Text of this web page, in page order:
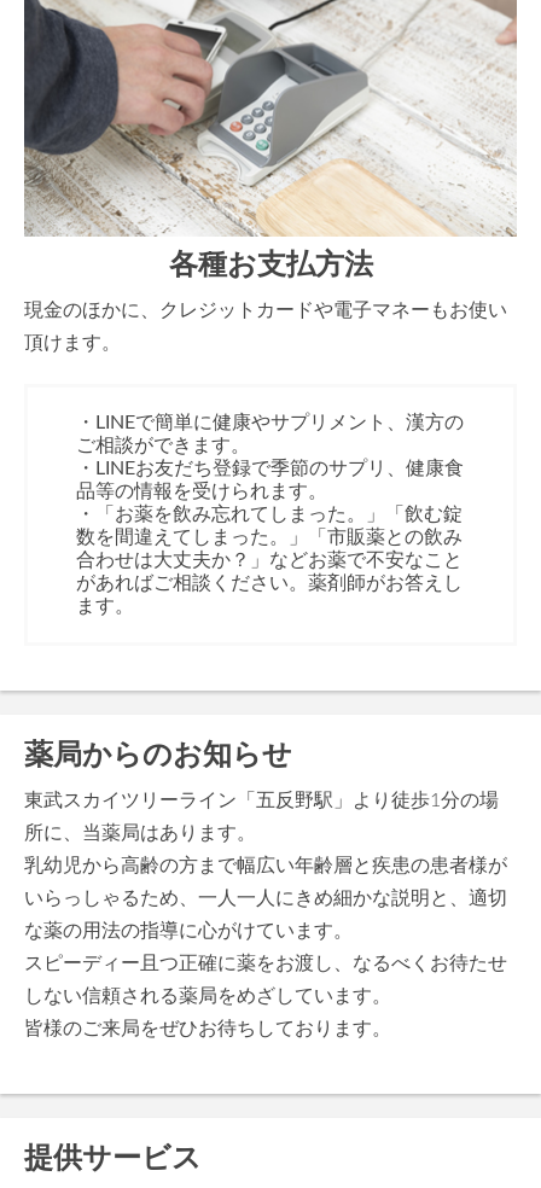
各種お支払方法
現金のほかに、クレジットカードや電子マネーもお使い
頂けます。
・LINEで簡単に健康やサプリメント、漢方の
ご相談ができます。
・LINEお友だち登録で季節のサプリ、健康食
品等の情報を受けられます。
・「お薬を飲み忘れてしまった。」「飲む錠
数を間違えてしまった。」「市販薬との飲み
合わせは大丈夫か？」などお薬で不安なこと
があればご相談ください。薬剤師がお答えし
ます。
薬局からのお知らせ
東武スカイツリーライン「五反野駅」より徒歩1分の場
所に、当薬局はあります。
乳幼児から高齢の方まで幅広い年齢層と疾患の患者様が
いらっしゃるため、一人一人にきめ細かな説明と、適切
な薬の用法の指導に心がけています。
スピーディー且つ正確に薬をお渡し、なるべくお待たせ
しない信頼される薬局をめざしています。
皆様のご来局をぜひお待ちしております。
提供サービス